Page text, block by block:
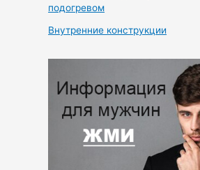
подогревом
Внутренние конструкции